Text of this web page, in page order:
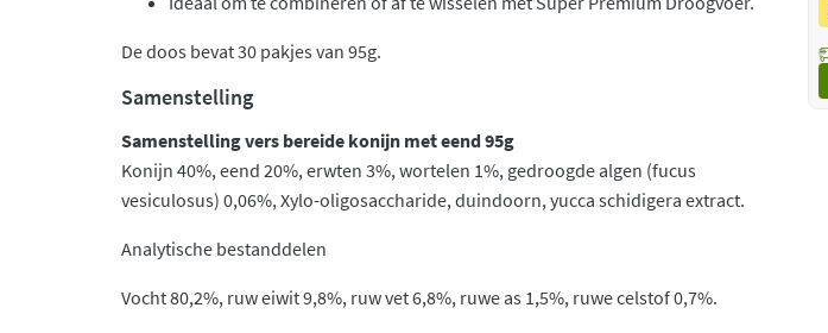
De doos bevat 30 pakjes van 95g.
Samenstelling
Samenstelling vers bereide konijn met eend 95g
Konijn 40%, eend 20%, erwten 3%, wortelen 1%, gedroogde algen (fucus
vesiculosus) 0,06%, Xylo-oligosaccharide, duindoorn, yucca schidigera extract.
Analytische bestanddelen
Vocht 80,2%, ruw eiwit 9,8%, ruw vet 6,8%, ruwe as 1,5%, ruwe celstof 0,7%.